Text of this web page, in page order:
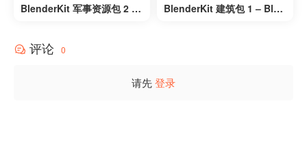
BlenderKit 军事资源包 2 –
BlenderKit 建筑包 1 – Blen
评论 0
请先登录